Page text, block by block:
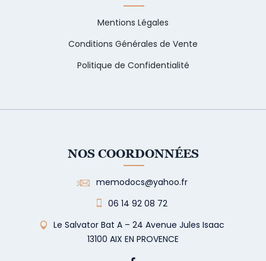
Mentions Légales
Conditions Générales de Vente
Politique de Confidentialité
NOS COORDONNÉES
memodocs@yahoo.fr
06 14 92 08 72
Le Salvator Bat A – 24 Avenue Jules Isaac
13100 AIX EN PROVENCE